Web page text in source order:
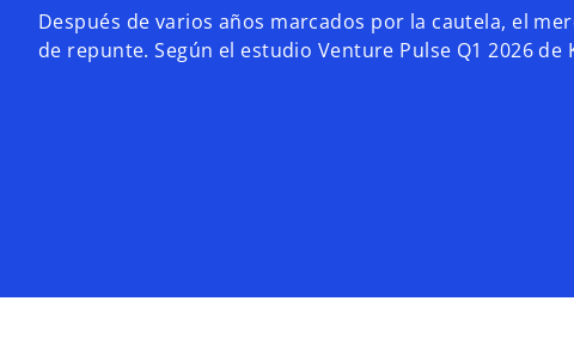
Después de varios años marcados por la cautela, el
de repunte. Según el estudio Venture Pulse Q1 2026 de